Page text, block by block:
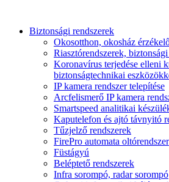
Biztonsági rendszerek
Okosotthon, okosház
Riasztórendszerek,
Koronavírus terjedése elleni
biztonságtechnikai
IP kamera rendszer telepítése
Arcfelismerő IP kamera
Smartspeed analitikai
Kaputelefon és ajtó távnyitó
Tűzjelző rendszerek
FirePro automata oltórendszer
Füstágyú
Beléptető rendszerek
Infra sorompó, radar sorompó